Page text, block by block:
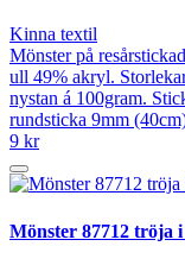
Kinna textil
Mönster på
ull 49% akryl.
nystan á 100gram.
rundsticka 9mm
9 kr
Mönster 87712 tröja